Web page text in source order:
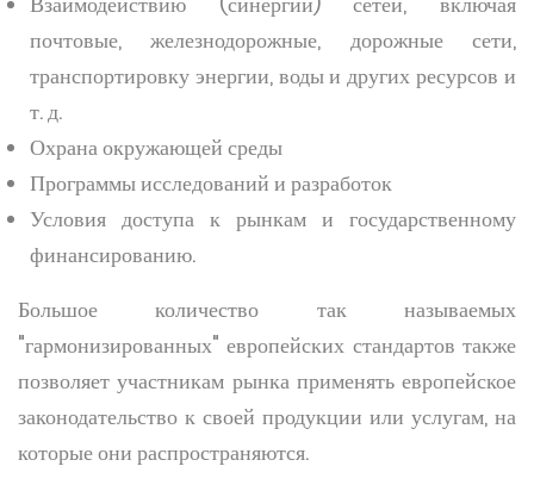
почтовые, железнодорожные, дорожные сети,
транспортировку энергии, воды и других ресурсов и
т. д.
Охрана окружающей среды
Программы исследований и разработок
Условия доступа к рынкам и государственному
финансированию.
Большое количество так называемых
"гармонизированных" европейских стандартов также
позволяет участникам рынка применять европейское
законодательство к своей продукции или услугам, на
которые они распространяются.